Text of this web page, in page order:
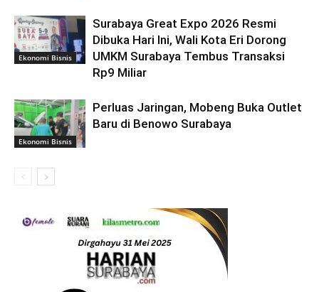
Ekonomi Bisnis
Surabaya Great Expo 2026 Resmi
Dibuka Hari Ini, Wali Kota Eri Dorong
UMKM Surabaya Tembus Transaksi
Rp9 Miliar
Ekonomi Bisnis
Perluas Jaringan, Mobeng Buka Outlet
Baru di Benowo Surabaya